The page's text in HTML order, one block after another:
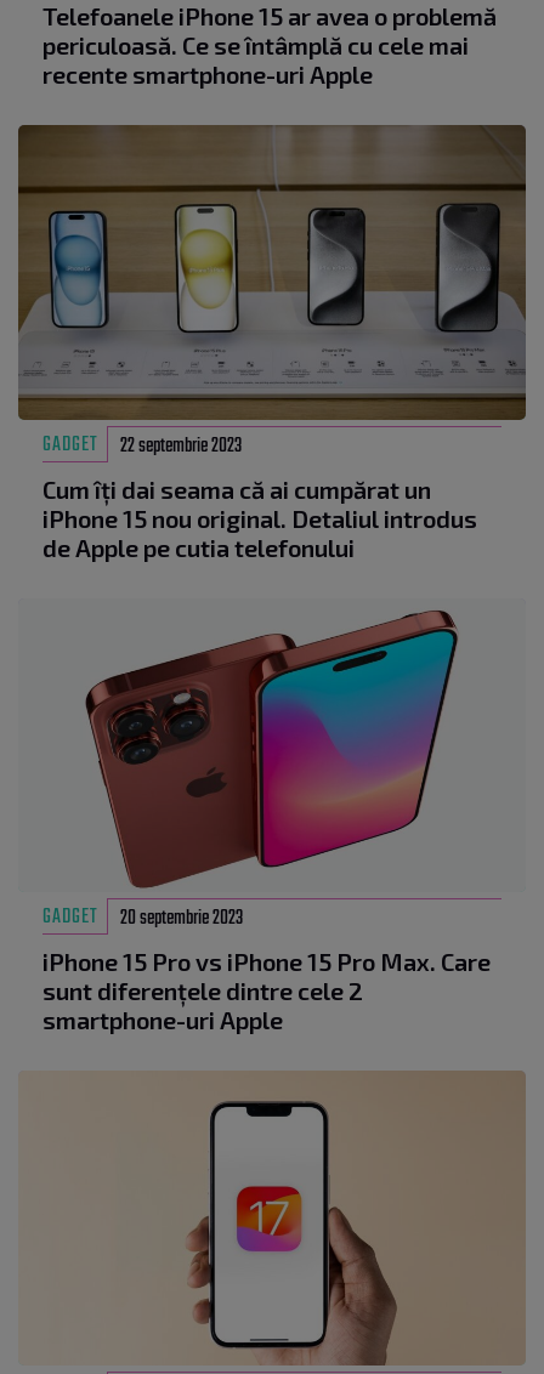
Telefoanele iPhone 15 ar avea o problemă
periculoasă. Ce se întâmplă cu cele mai
recente smartphone-uri Apple
GADGET 22 septembrie 2023
Cum îți dai seama că ai cumpărat un
iPhone 15 nou original. Detaliul introdus
de Apple pe cutia telefonului
GADGET 20 septembrie 2023
iPhone 15 Pro vs iPhone 15 Pro Max. Care
sunt diferențele dintre cele 2
smartphone-uri Apple